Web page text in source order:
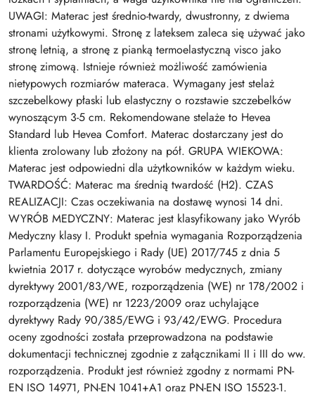
UWAGI: Materac jest średnio-twardy, dwustronny, z dwiema
stronami użytkowymi. Stronę z lateksem zaleca się używać jako
stronę letnią, a stronę z pianką termoelastyczną visco jako
stronę zimową. Istnieje również możliwość zamówienia
nietypowych rozmiarów materaca. Wymagany jest stelaż
szczebelkowy płaski lub elastyczny o rozstawie szczebelków
wynoszącym 3-5 cm. Rekomendowane stelaże to Hevea
Standard lub Hevea Comfort. Materac dostarczany jest do
klienta zrolowany lub złożony na pół. GRUPA WIEKOWA:
Materac jest odpowiedni dla użytkowników w każdym wieku.
TWARDOŚĆ: Materac ma średnią twardość (H2). CZAS
REALIZACJI: Czas oczekiwania na dostawę wynosi 14 dni.
WYRÓB MEDYCZNY: Materac jest klasyfikowany jako Wyrób
Medyczny klasy I. Produkt spełnia wymagania Rozporządzenia
Parlamentu Europejskiego i Rady (UE) 2017/745 z dnia 5
kwietnia 2017 r. dotyczące wyrobów medycznych, zmiany
dyrektywy 2001/83/WE, rozporządzenia (WE) nr 178/2002 i
rozporządzenia (WE) nr 1223/2009 oraz uchylające
dyrektywy Rady 90/385/EWG i 93/42/EWG. Procedura
oceny zgodności została przeprowadzona na podstawie
dokumentacji technicznej zgodnie z załącznikami II i III do ww.
rozporządzenia. Produkt jest również zgodny z normami PN-
EN ISO 14971, PN-EN 1041+A1 oraz PN-EN ISO 15523-1.